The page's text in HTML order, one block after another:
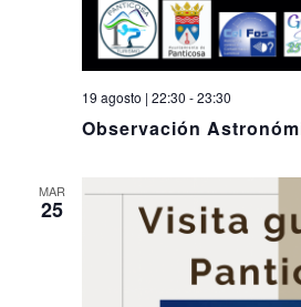
19 agosto | 22:30 -23:30
Observación
MAR
25